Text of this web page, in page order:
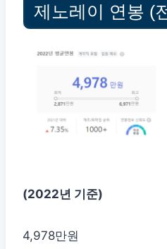
제노레이 연봉 (
(2022년 기준)
4,978만원